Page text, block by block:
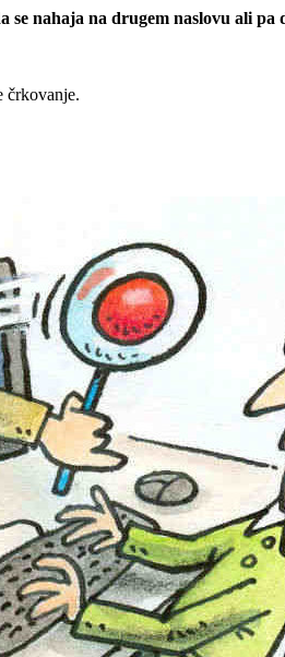
nahaja na drugem naslovu ali pa
črkovanje.